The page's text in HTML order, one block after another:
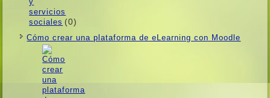
(0)
Cómo crear una plataforma de eLearning con Moodle